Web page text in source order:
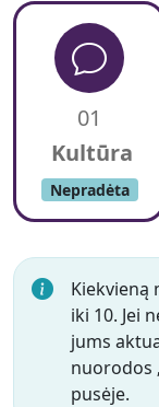
01
Nepradėta
Kiekvieną
iki 10. Jei
jums
nuorodos
pusėje.